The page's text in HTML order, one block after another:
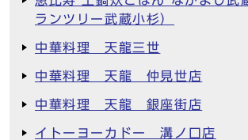
ランツリー武蔵小杉）
中華料理 天龍三世
中華料理 天龍 仲見世店
中華料理 天龍 銀座街店
イトーヨーカドー 溝ノ口店